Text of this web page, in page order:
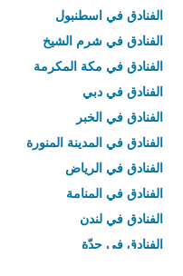
الفنادق في اسطنبول
الفنادق في شرم الشيخ
الفنادق في مكة المكرمة
الفنادق في دبي
الفنادق في الخبر
الفنادق في المدينة المنورة
الفنادق في الرياض
الفنادق في المنامة
الفنادق في لندن
الفنادق في جدّة